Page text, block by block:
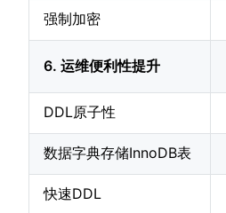
强制加密
6. 运维便利性提升
DDL原子性
数据字典存储InnoDB表
快速DDL